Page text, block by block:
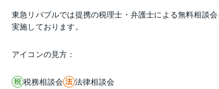
東急リバブルでは提携の税理士・弁護士による無料相談
実施しております。
アイコンの見方：
税務相談会 法律相談会